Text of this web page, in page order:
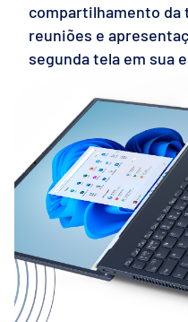
compartilhamento da
reuniões e
segunda tela em sua